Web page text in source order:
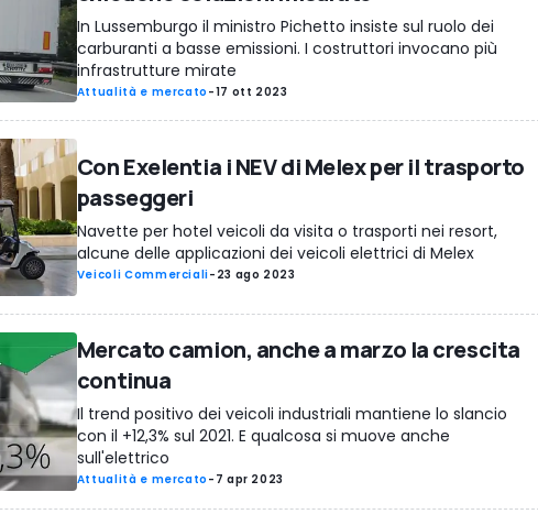
In Lussemburgo il ministro Pichetto insiste sul ruolo dei
carburanti a basse emissioni. I costruttori invocano più
infrastrutture mirate
Attualità e mercato -17 ott 2023
Con Exelentia i NEV di Melex per il trasporto
passeggeri
Navette per hotel veicoli da visita o trasporti nei resort,
alcune delle applicazioni dei veicoli elettrici di Melex
Veicoli Commerciali- 23 ago 2023
Mercato camion, anche a marzo la crescita
continua
Il trend positivo dei veicoli industriali mantiene lo slancio
con il +12,3% sul 2021. E qualcosa si muove anche
sull'elettrico
Attualità e mercato - 7 apr 2023